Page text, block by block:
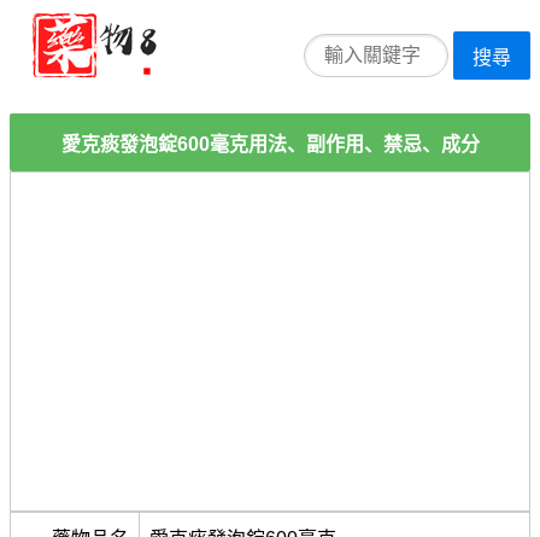
搜尋
愛克痰發泡錠600毫克用法、副作用、禁忌、成分